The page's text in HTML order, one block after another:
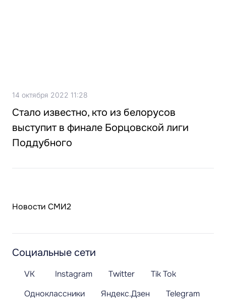
14 октября 2022 11:28
Стало известно, кто из белорусов
выступит в финале Борцовской лиги
Поддубного
Новости СМИ2
Социальные сети
VK Instagram Twitter
Tik Tok
Одноклассники
Яндекс.Дзен
Telegram